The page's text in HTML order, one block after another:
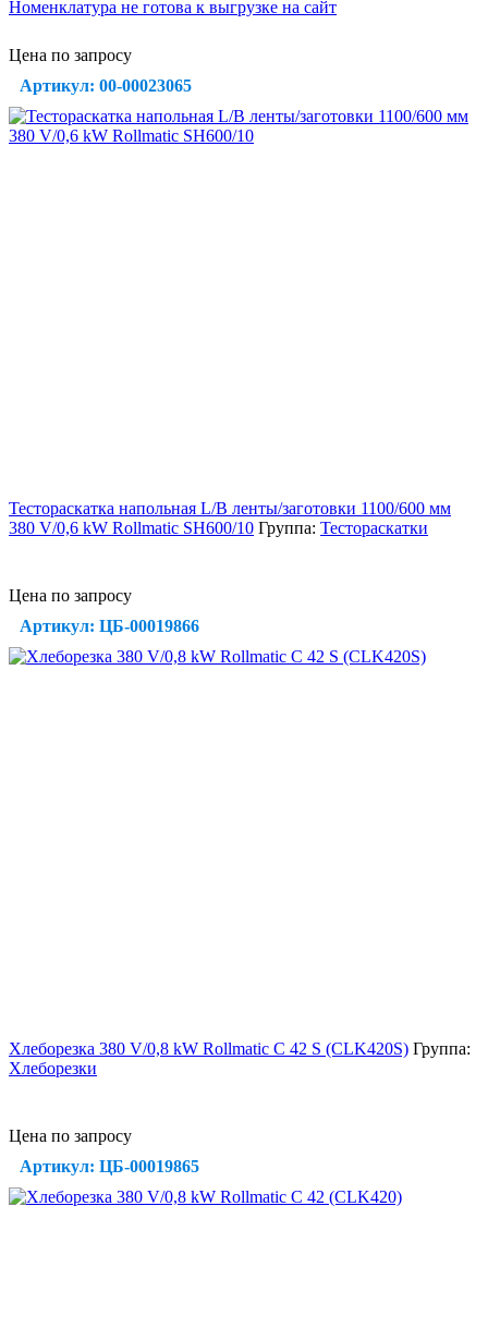
Номенклатура не готова к выгрузке на сайт
Цена по запросу
Артикул: 00-00023065
Тестораскатка напольная L/B ленты/заготовки 1100/600 мм
380 V/0,6 kW Rollmatic SH600/10 Группа: Тестораскатки
Цена по запросу
Артикул: ЦБ-00019866
Хлеборезка 380 V/0,8 kW Rollmatic C 42 S (CLK420S) Группа:
Хлеборезки
Цена по запросу
Артикул: ЦБ-00019865